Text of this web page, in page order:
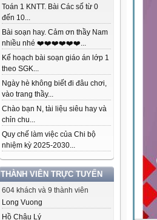
Toán 1 KNTT. Bài Các số từ 0
đến 10...
Bài soạn hay. Cảm ơn thầy Nam
nhiều nhé ❤️❤️❤️❤️❤️❤️...
Kế hoạch bài soạn giáo án lớp 1
theo SGK...
Ngày hè không biết đi đâu chơi,
vào trang thầy...
Chào bạn N, tài liệu siêu hay và
chỉn chu...
Quy chế làm việc của Chi bộ
nhiệm kỳ 2025-2030...
THÀNH VIÊN TRỰC TUYẾN
604 khách và 9 thành viên
Long Vuong
Hồ Châu Lý